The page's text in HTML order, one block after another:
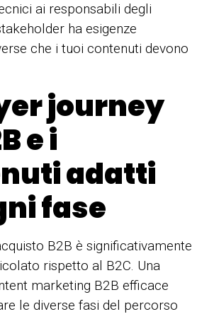
ai responsabili degli
ha esigenze
che i tuoi contenuti devono
journey
e i
adatti
fase
B2B è significativamente
rispetto al B2C. Una
marketing B2B efficace
le diverse fasi del percorso